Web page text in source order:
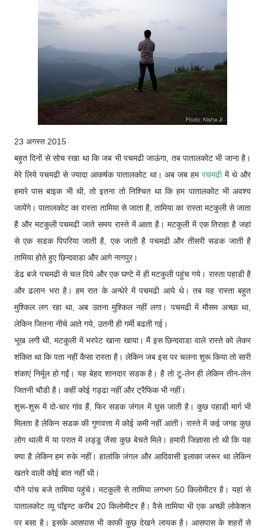
23 अगस्त 2015
बहुत दिनों से सोच रखा था कि जब भी पचमढी जाऊंगा, तब पातालकोट भी जाना है।
मेरे लिये पचमढी से ज्यादा आकर्षक पातालकोट था। अब जब हमपचमढीमें थे और
हमारे पास बाइक भी थी, तो इतना तो निश्चित था कि हम पातालकोट भी अवश्य
जायेंगे। पातालकोट का रास्ता तामिया से जाता है, तामिया का रास्ता मटकुली से जाता
है और मटकुली पचमढी जाते समय रास्ते में आता है। मटकुली में एक तिराहा है जहां
से एक सडक पिपरिया जाती है, एक जाती है पचमढी और तीसरी सडक जाती है
तामिया होते हुए छिन्दवाडा और आगे नागपुर।
डेढ बजे पचमढी से चल दिये और एक घण्टे में ही मटकुली पहुंच गये। रास्ता पहाडी है
और ढलान भरा है। हम रात के अन्धेरे में पचमढी आये थे। तब यह रास्ता बहुत
मुश्किल लग रहा था, अब उतना मुश्किल नहीं लगा। पचमढी में मौसम अच्छा था,
लेकिन जितना नीचे आते गये, उतनी ही गर्मी बढती गई।
भूख लगी थी, मटकुली में भरपेट खाना खाया। मैं इस छिन्दवाडा वाले रास्ते को लेकर
शंकित था कि पता नहीं कैसा रास्ता है। लेकिन जब इस पर चलना शुरू किया तो सारी
शंकाएं निर्मूल हो गईं। यह बेहद शानदार सडक है। है तो टू-लेन ही लेकिन तीन-लेन
जितनी चौडी है। कहीं कोई गड्ढा नहीं और ट्रैफिक भी नहीं।
शुरू-शुरू में दो-चार गांव हैं, फिर सडक जंगल में घुस जाती है। कुछ पहाडी मार्ग भी
मिलता है लेकिन सडक की गुणवत्ता में कोई कमी नहीं आती। रास्ते में कई जगह कुछ
लोग थाली में या परात में लड्डू जैसा कुछ बेचते मिले। हमारी जिज्ञासा तो थी कि यह
क्या है लेकिन हम रुके नहीं। हालांकि जंगल और आदिवासी इलाका जरूर था लेकिन
खतरे वाली कोई बात नहीं थी।
पौने पांच बजे तामिया पहुंचे। मटकुली से तामिया लगभग 50 किलोमीटर है। यहां से
पातालकोट व्यू पॉइण्ट करीब 20 किलोमीटर है। वैसे तामिया भी एक अच्छी लोकेशन
पर बसा है। इसके आसपास भी काफी कुछ देखने लायक है। आसपास के शहरों से